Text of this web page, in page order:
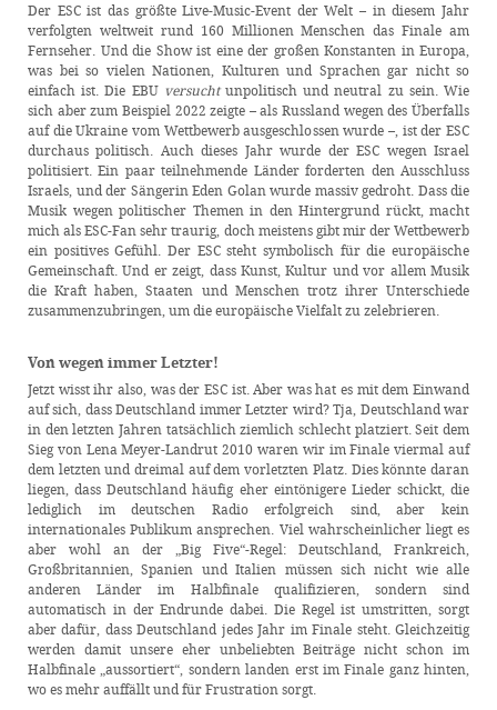
Der ESC ist das größte Live-Music-Event der Welt – in diesem Jahr
verfolgten weltweit rund 160 Millionen Menschen das Finale am
Fernseher. Und die Show ist eine der großen Konstanten in Europa,
was bei so vielen Nationen, Kulturen und Sprachen gar nicht so
einfach ist. Die EBU versuchtunpolitisch und neutral zu sein. Wie
sich aber zum Beispiel 2022 zeigte – als Russland wegen des Überfalls
auf die Ukraine vom Wettbewerb ausgeschlossen wurde –, ist der ESC
durchaus politisch. Auch dieses Jahr wurde der ESC wegen Israel
politisiert. Ein paar teilnehmende Länder forderten den Ausschluss
Israels, und der Sängerin Eden Golan wurde massiv gedroht. Dass die
Musik wegen politischer Themen in den Hintergrund rückt, macht
mich als ESC-Fan sehr traurig, doch meistens gibt mir der Wettbewerb
ein positives Gefühl. Der ESC steht symbolisch für die europäische
Gemeinschaft. Und er zeigt, dass Kunst, Kultur und vor allem Musik
die Kraft haben, Staaten und Menschen trotz ihrer Unterschiede
zusammenzubringen, um die europäische Vielfalt zu zelebrieren.
Von wegen immer Letzter!
Jetzt wisst ihr also, was der ESC ist. Aber was hat es mit dem Einwand
auf sich, dass Deutschland immer Letzter wird? Tja, Deutschland war
in den letzten Jahren tatsächlich ziemlich schlecht platziert. Seit dem
Sieg von Lena Meyer-Landrut 2010 waren wir im Finale viermal auf
dem letzten und dreimal auf dem vorletzten Platz. Dies könnte daran
liegen, dass Deutschland häufig eher eintönigere Lieder schickt, die
lediglich im deutschen Radio erfolgreich sind, aber kein
internationales Publikum ansprechen. Viel wahrscheinlicher liegt es
aber wohl an der „Big Five“-Regel: Deutschland, Frankreich,
Großbritannien, Spanien und Italien müssen sich nicht wie alle
anderen Länder im Halbfinale qualifizieren, sondern sind
automatisch in der Endrunde dabei. Die Regel ist umstritten, sorgt
aber dafür, dass Deutschland jedes Jahr im Finale steht. Gleichzeitig
werden damit unsere eher unbeliebten Beiträge nicht schon im
Halbfinale „aussortiert“, sondern landen erst im Finale ganz hinten,
wo es mehr auffällt und für Frustration sorgt.